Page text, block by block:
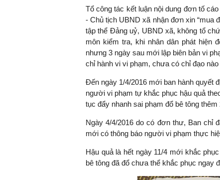
Tổ công tác kết luận nội dung đơn tố
- Chủ tịch UBND xã nhận đơn xin “mua
tập thể Đảng uỷ, UBND xã, không tổ
môn kiểm tra, khi nhân dân phát hiện
nhưng 3 ngày sau mới lập biên bản vi
chỉ hành vi vi phạm, chưa có chỉ đạo
Đến ngày 1/4/2016 mới ban hành quyết
người vi phạm tự khắc phục hậu quả
tục đẩy nhanh sai phạm đổ bê tông thêm
Ngày 4/4/2016 do có đơn thư, Ban chỉ
mới có thông báo người vi phạm thực
Hậu quả là hết ngày 11/4 mới khắc
bê tông đã đổ chưa thể khắc phục ngay
TS. Nguyễn Đức Độ -
Viện Kinh tế Tài chính
ngay từ bây
đang được
đầu tư cho
khuyến khích
khởi nghiệp..."